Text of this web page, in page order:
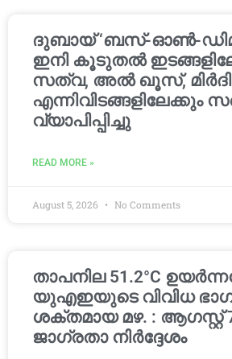
ദുബായ് ‘ബസ്-ഓൺ-
ഇനി കൂടുതൽ
സത്വ, അൽ ഖൂസ്,
എന്നിവിടങ്ങളിലേക്കും
വ്യാപിപ്പിച്ചു
READ MORE »
August 5, 2026 No Comments
താപനില 51.2°C
യുഎഇയുടെ വിവിധ
ശക്തമായ മഴ. : ആഗസ്റ്റ്
ജാഗ്രതാ നിർദ്ദേശം